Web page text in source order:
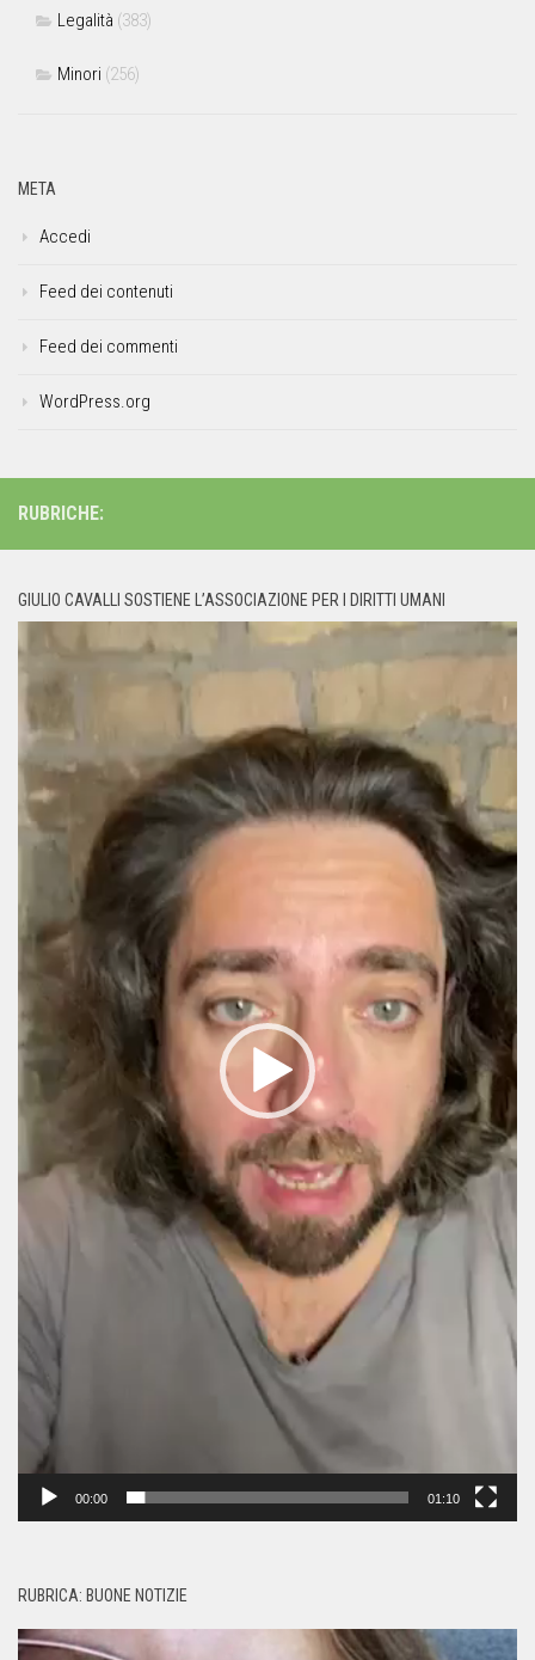
Legalità (383)
Minori (256)
META
Accedi
Feed dei contenuti
Feed dei commenti
WordPress.org
RUBRICHE:
GIULIO CAVALLI SOSTIENE L’ASSOCIAZIONE PER I DIRITTI UMANI
Player
00:00 01:10
RUBRICA: BUONE NOTIZIE